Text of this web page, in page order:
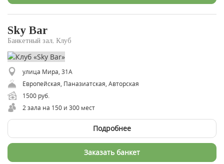
Sky Bar
Банкетный зал, Клуб
улица Мира, 31А
Европейская, Паназиатская, Авторская
1500 руб.
2 зала на 150 и 300 мест
Подробнее
Заказать банкет